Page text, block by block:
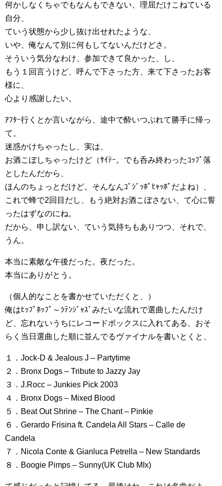
何かしなくちゃでもなんもできない、理屈だけこねている
自分、
ていう状態から少し抜け出せれたような、
いや、俺なんて別に何もしてないんだけどさ。
そういう気分なわけ、参加できて良かった、し、
もう１回言うけど、呼んで下さった方、来て下さったお客
様に、
心より感謝したい。
ｱﾌﾀｰ行くとか言いながら、途中で酔いつぶれて勝手に帰っ
て。
迷惑かけちゃったし、実は、
お酒こぼしちゃったけど（ｻｲﾃｰ。でも呑み終わったｺｯﾌﾟ落
としたんだから、
ほんのちょっとだけど。そんなんｺﾞｼﾞｯﾎﾟﾋｬｯﾎﾟだよね）、
これで蜂で2回目だし、もう絶対お酒こぼさない、て心に誓
ったはずなのにね。
だから、申し訳ない、ていう気持ちもありつつ、それで、
うん。
本当に素敵な午後だった。夜だった。
本当にありがとう。
（個人的なことを書かせていただくと、）
俺はﾋｯﾌﾟﾎｯﾌﾟ～ﾗﾃﾝｼﾞｬｽﾞみたいな流れで選曲したんだけ
ど、忘れないうちにレコードボックスに入れてある、おそ
らく当日選曲した順に並んでるヴァイナルを書いとくと、
１．Jock-D & Jealous J – Partytime
２．Bronx Dogs – Tribute to Jazzy Jay
３．J.Rocc – Junkies Pick 2003
４．Bronx Dogs – Mixed Blood
５．Beat Out Shrine – The Chant – Pinkie
６．Gerardo Frisina ft. Candela All Stars – Calle de
Candela
７．Nicola Conte & Gianluca Petrella – New Standards
８．Boogie Pimps – Sunny(UK Club MIx)